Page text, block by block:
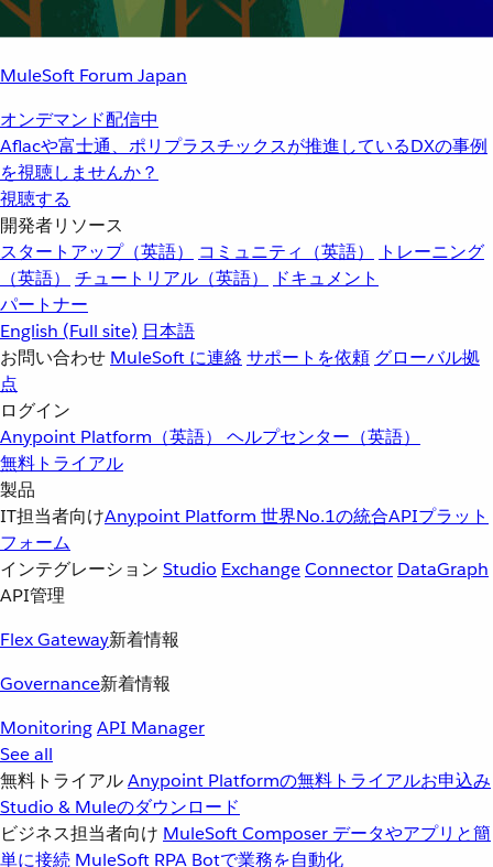
MuleSoft Forum Japan
オンデマンド配信中
Aflacや富士通、ポリプラスチックスが推進しているDXの事例
を視聴しませんか？
視聴する
開発者リソース
スタートアップ（英語）
コミュニティ（英語）
トレーニング
（英語）
チュートリアル（英語）
ドキュメント
パートナー
English (Full site) 日本語
お問い合わせ MuleSoft に連絡サポートを依頼 グローバル拠
点
ログイン
Anypoint Platform（英語） ヘルプセンター（英語）
無料トライアル
製品
IT担当者向けAnypoint Platform 世界No.1の統合APIプラット
フォーム
インテグレーション Studio ExchangeConnector DataGraph
API管理
Flex Gateway新着情報
Governance新着情報
MonitoringAPI Manager
See all
無料トライアルAnypoint Platformの無料トライアルお申込み
Studio & Muleのダウンロード
ビジネス担当者向け MuleSoft Composer データやアプリと簡
単に接続 MuleSoft RPA Botで業務を自動化